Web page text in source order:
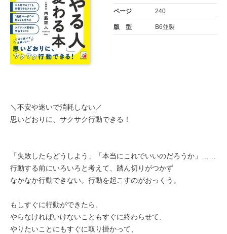
ページ 240
版 型 B6並製
＼不安や迷いで消耗しない／
思いどおりに、サクサク行動できる！
「失敗したらどうしよう」「本当にこれでいいのだろうか」……
行動する前にいろいろと考えて、踏ん切りがつかず
なかなか行動できない。行動を起こすのがおっくう。
もしすぐに行動ができたら、
やらなければいけないこともすぐに終わらせて、
やりたいことにもすぐに取り掛かって、